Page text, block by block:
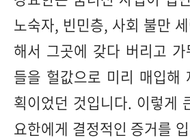
노숙자, 빈민층, 사회 불만
해서 그곳에 갖다 버리고
들을 헐값으로 미리 매입해
획이었던 것입니다. 이렇게
요한에게 결정적인 증거를